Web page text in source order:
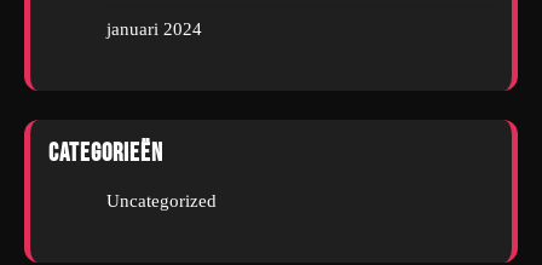
januari 2024
Categorieën
Uncategorized